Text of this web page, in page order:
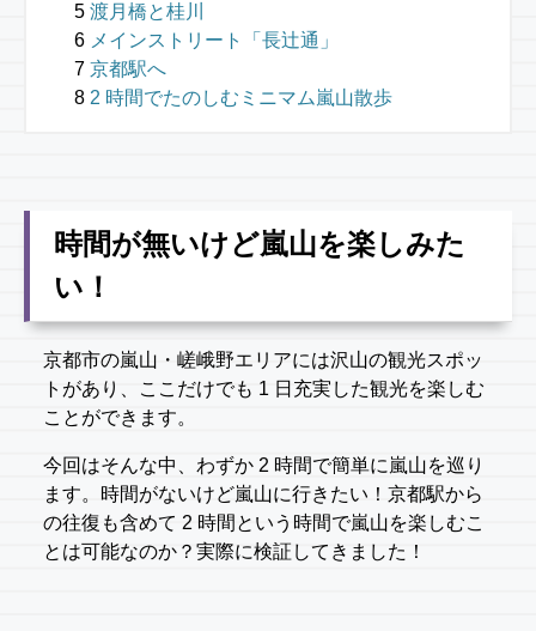
渡月橋と桂川
メインストリート「長辻通」
京都駅へ
2 時間でたのしむミニマム嵐山散歩
時間が無いけど嵐山を楽しみた
い！
京都市の嵐山・嵯峨野エリアには沢山の観光スポッ
トがあり、ここだけでも 1 日充実した観光を楽しむ
ことができます。
今回はそんな中、わずか 2 時間で簡単に嵐山を巡り
ます。時間がないけど嵐山に行きたい！京都駅から
の往復も含めて 2 時間という時間で嵐山を楽しむこ
とは可能なのか？実際に検証してきました！